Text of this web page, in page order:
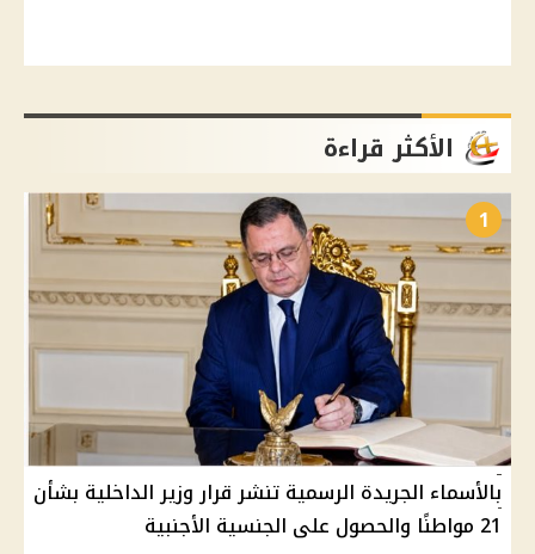
الأكثر قراءة
1
بالأسماء الجريدة الرسمية تنشر قرار وزير الداخلية بشأن
21 مواطنًا والحصول على الجنسية الأجنبية